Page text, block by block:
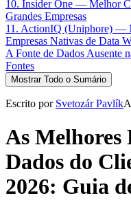
10. Insider One — Melhor
Grandes Empresas
11. ActionIQ (Uniphore) —
Empresas Nativas de Data
A Fonte de Dados Ausente
Fontes
Mostrar Todo o Sumário
Escrito por Svetozár Pavlík
As Melhores
Dados do
2026: Guia